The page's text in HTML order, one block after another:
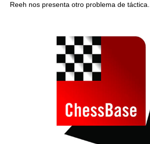
Reeh nos presenta otro problema de táctica...